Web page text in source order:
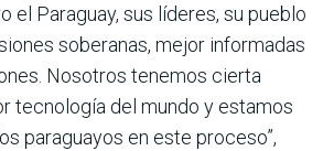
el Paraguay, sus líderes, su pueblo
soberanas, mejor informadas
Nosotros tenemos cierta
tecnología del mundo y estamos
paraguayos en este proceso”,